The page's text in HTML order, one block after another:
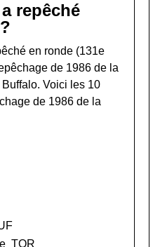
repêché
en ronde (131e
de 1986 de la
Voici les 10
de 1986 de la
TOR